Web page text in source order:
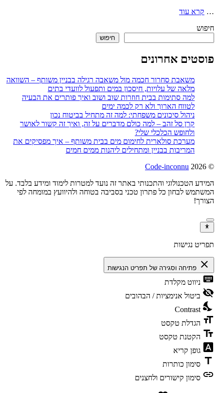
… קרא עוד
חיפוש
חיפוש
פוסטים אחרונים
משאבת סחרור חכמה מול משאבה רגילה בבניין משותף – השוואה
מלאה של עלויות, חיסכון במים ותפעול לוועדי בתים
למה סתימות בבית חוזרות שוב ושוב ואיך פותרים את הבעיה
לטווח הארוך ולא רק לכמה ימים
ניהול סיכונים משפחתי: למה זה מתחיל בביטוח נכון
קרן סל זהב – למה כולם מדברים על זה, ואיך זה קשור לאושר
ולחופש הכלכלי שלי?
מערכת סולארית לחימום מים בבית משותף – איך מפסיקים את
המריבות בבניין ומתחילים ליהנות ממים חמים
© 2026
Code-inconnu
המידע הטכנולוגי והתכנותי באתר זה נועד למטרות לימוד ומידע בלבד. על
המשתמש לבחון כל פתרון טכני בסביבה בטוחה ולהיוועץ במומחה לפי
הצורך!
תפריט נגישות
close פתיחה וסגירה של תפריט הנגישות
keyboard ניווט מקלדת
visibility_off ביטול אנימציות / הבהובים
nights_stay
Contrast
format_size הגדלת טקסט
text_fields הקטנת טקסט
font_download גופן קריא
title סימון כותרות
link סימון קישורים ולחצנים